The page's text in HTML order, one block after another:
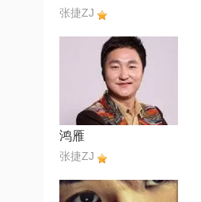
张捷ZJ
鸿雁
张捷ZJ